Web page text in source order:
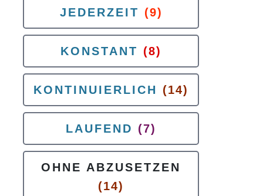
JEDERZEIT (9)
KONSTANT (8)
KONTINUIERLICH (14)
LAUFEND (7)
OHNE ABZUSETZEN
(14)